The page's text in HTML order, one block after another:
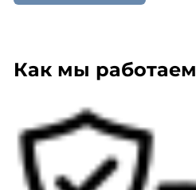
Как мы работаем